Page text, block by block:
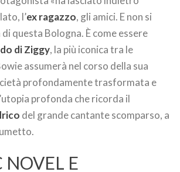
l’ex ragazzo, gli amici. E non si
questa Bologna. È come essere
di Ziggy, la più iconica tra le
assumerà nel corso della sua
profondamente trasformata e
profonda che ricorda il
del grande cantante scomparso, a
NOVEL E